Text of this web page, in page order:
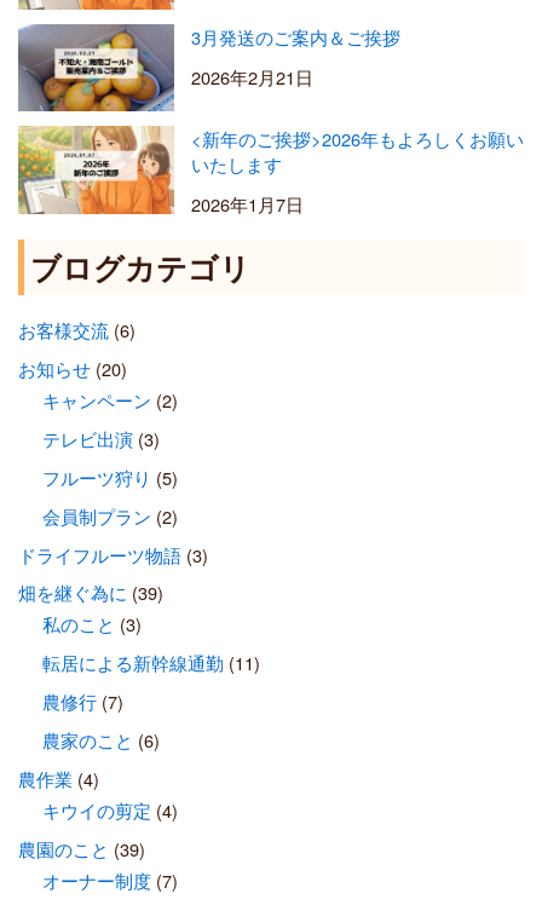
3月発送のご案内＆ご挨拶
2026年2月21日
<新年のご挨拶>2026年もよろしくお願い
いたします
2026年1月7日
ブログカテゴリ
お客様交流(6)
お知らせ(20)
キャンペーン (2)
テレビ出演(3)
フルーツ狩り (5)
会員制プラン (2)
ドライフルーツ物語(3)
畑を継ぐ為に (39)
私のこと (3)
転居による新幹線通勤 (11)
農修行(7)
農家のこと (6)
農作業 (4)
キウイの剪定 (4)
農園のこと (39)
オーナー制度(7)